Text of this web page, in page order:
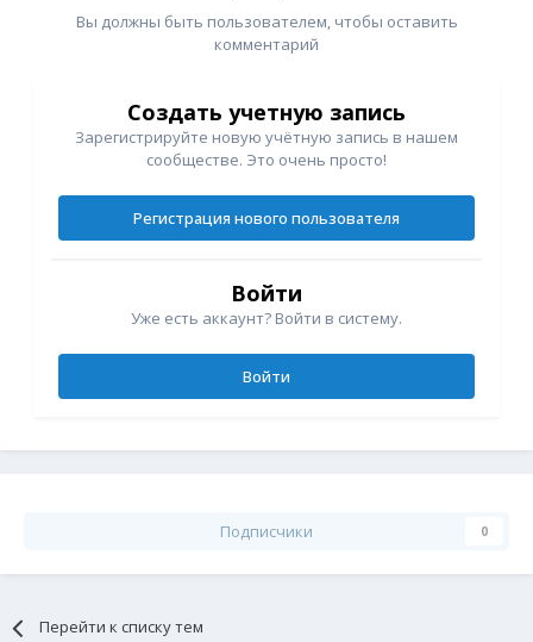
Вы должны быть пользователем, чтобы оставить
комментарий
Создать учетную запись
Зарегистрируйте новую учётную запись в нашем
сообществе. Это очень просто!
Регистрация нового пользователя
Войти
Уже есть аккаунт? Войти в систему.
Войти
Подписчики 0
Перейти к списку тем